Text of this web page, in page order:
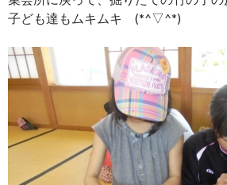
子ども達もムキムキ (*^▽^*)